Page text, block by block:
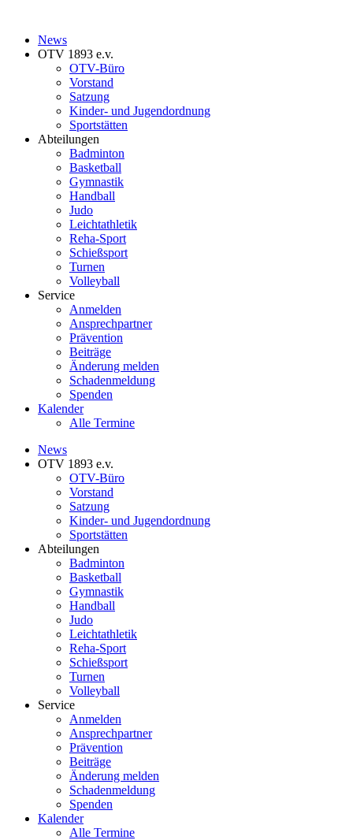
News
OTV 1893 e.v.
OTV-Büro
Vorstand
Satzung
Kinder- und Jugendordnung
Sportstätten
Abteilungen
Badminton
Basketball
Gymnastik
Handball
Judo
Leichtathletik
Reha-Sport
Schießsport
Turnen
Volleyball
Service
Anmelden
Ansprechpartner
Prävention
Beiträge
Änderung melden
Schadenmeldung
Spenden
Kalender
Alle Termine
News
OTV 1893 e.v.
OTV-Büro
Vorstand
Satzung
Kinder- und Jugendordnung
Sportstätten
Abteilungen
Badminton
Basketball
Gymnastik
Handball
Judo
Leichtathletik
Reha-Sport
Schießsport
Turnen
Volleyball
Service
Anmelden
Ansprechpartner
Prävention
Beiträge
Änderung melden
Schadenmeldung
Spenden
Kalender
Alle Termine